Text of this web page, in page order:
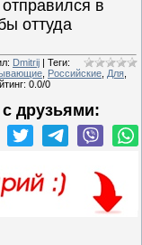
в
оттуда
: Dmitrij | Теги:
Российские Для
: 0.0/0
друзьями: